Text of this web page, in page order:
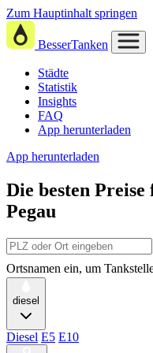
Zum Hauptinhalt springen
BesserTanken
Städte
Statistik
Insights
FAQ
App herunterladen
App herunterladen
Die besten Preise
Pegau
Ortsnamen ein, um
diesel
Diesel E5 E10